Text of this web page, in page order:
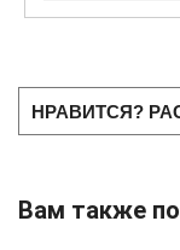
НРАВИТСЯ?
Вам также